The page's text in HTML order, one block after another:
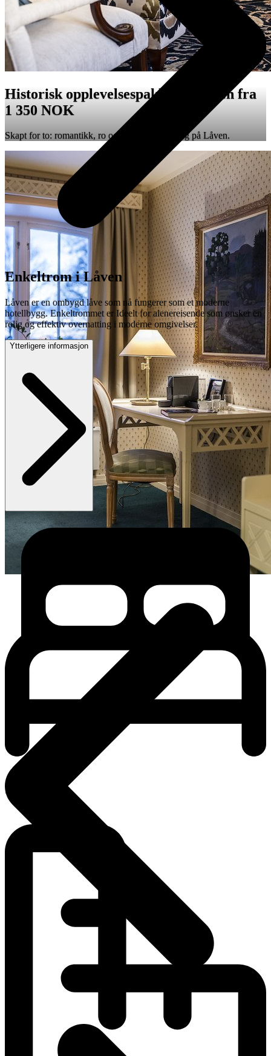
Historisk opplevelsespakke på Låven fra
1 350 NOK
Skapt for to: romantikk, ro og historisk stemning på Låven.
Enkeltrom i Låven
Låven er en ombygd låve som nå fungerer som et moderne
hotellbygg. Enkeltrommet er Ideelt for alenereisende som ønsker en
rolig og effektiv overnatting i moderne omgivelser.
Ytterligere informasjon
Enkeltseng